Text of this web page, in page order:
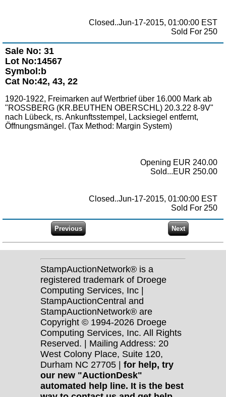
Closed..Jun-17-2015, 01:00:00 EST
Sold For 250
Sale No: 31
Lot No:14567
Symbol:b
Cat No:42, 43, 22
1920-1922, Freimarken auf Wertbrief über 16.000 Mark ab
"ROSSBERG (KR.BEUTHEN OBERSCHL) 20.3.22 8-9V"
nach Lübeck, rs. Ankunftsstempel, Lacksiegel entfernt,
Öffnungsmängel. (Tax Method: Margin System)
Opening EUR 240.00
Sold...EUR 250.00
Closed..Jun-17-2015, 01:00:00 EST
Sold For 250
StampAuctionNetwork® is a
registered trademark of Droege
Computing Services, Inc |
StampAuctionCentral and
StampAuctionNetwork® are
Copyright © 1994-2026 Droege
Computing Services, Inc. All Rights
Reserved. | Mailing Address: 20
West Colony Place, Suite 120,
Durham NC 27705 | for help, try
our new "AuctionDesk"
automated help line. It is the best